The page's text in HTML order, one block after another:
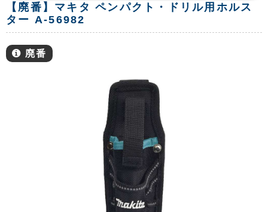
【廃番】マキタ ペンパクト・ドリル用ホルス
ター A-56982
廃番